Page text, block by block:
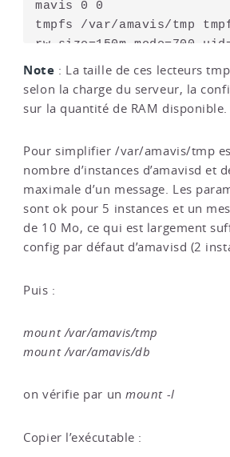
Note : La taille de ces lecteurs
selon la charge du serveur, la
sur la quantité de RAM disponible.
Pour simplifier /var/amavis/tmp
nombre d’instances d’amavisd et
maximale d’un message. Les
sont ok pour 5 instances et un
de 10 Mo, ce qui est largement
config par défaut d’amavisd (2
Puis :
mount /var/amavis/tmp
mount /var/amavis/db
on vérifie par unmount -l
Copier l’exécutable :